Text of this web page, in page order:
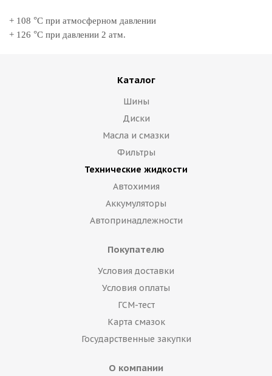
+ 108 °С при атмосферном давлении
+ 126 °С при давлении 2 атм.
Каталог
Шины
Диски
Масла и смазки
Фильтры
Технические жидкости
Автохимия
Аккумуляторы
Автопринадлежности
Покупателю
Условия доставки
Условия оплаты
ГСМ-тест
Карта смазок
Государственные закупки
О компании